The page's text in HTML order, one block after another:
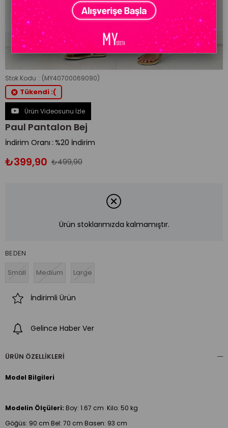
Stok Kodu (MY40700069090)
Tükendi :(
Ürün Videosunu İzle
Paul Pantalon Bej
İndirim Oranı : %20 İndirim
₺499,90
₺399,90
Ürün stoklarımızda kalmamıştır.
BEDEN
Small
Medium Large
İndirimli Ürün
Gelince Haber Ver
ÜRÜN ÖZELLIKLERI
Model Bilgileri
Modelin Ölçüleri: Boy: 1.67 cm Kilo: 50 kg
Göğüs: 90 cm Bel: 70 cm Basen: 93 cm